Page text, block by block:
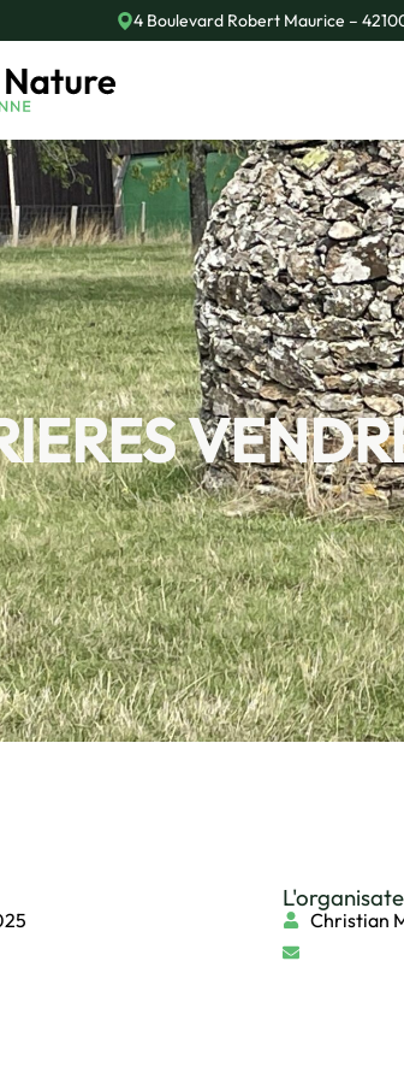
4 Boulevard Robert Maurice –
Christian